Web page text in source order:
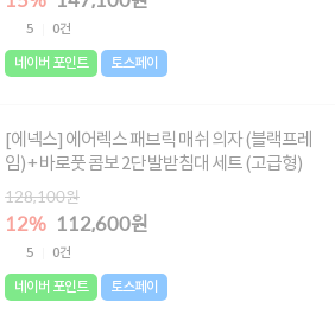
5 0건
네이버 포인트 토스페이
[에넥스] 에어렉스 패브릭 매쉬 의자 (블랙프레
임) + 바로풋 콤보 2단 발받침대 세트 (고급형)
128,100원
12% 112,600원
5 0건
네이버 포인트 토스페이